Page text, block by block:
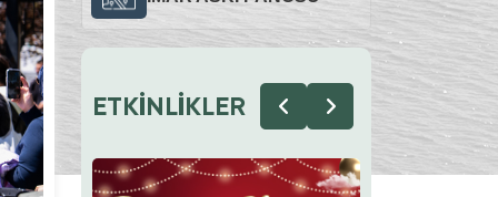
ETKİNLİKLER